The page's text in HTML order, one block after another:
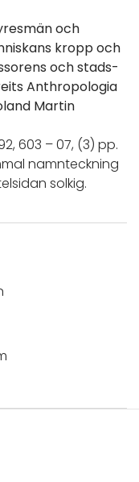
och
kropp och
och stads-
Anthropologia
Martin
603 – 07, (3) pp.
namnteckning
solkig.